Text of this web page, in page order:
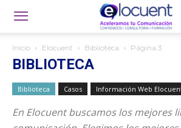
Inicio Elocuent Biblioteca Página 3
BIBLIOTECA
Biblioteca Casos Información Web
En Elocuent buscamos los mejores